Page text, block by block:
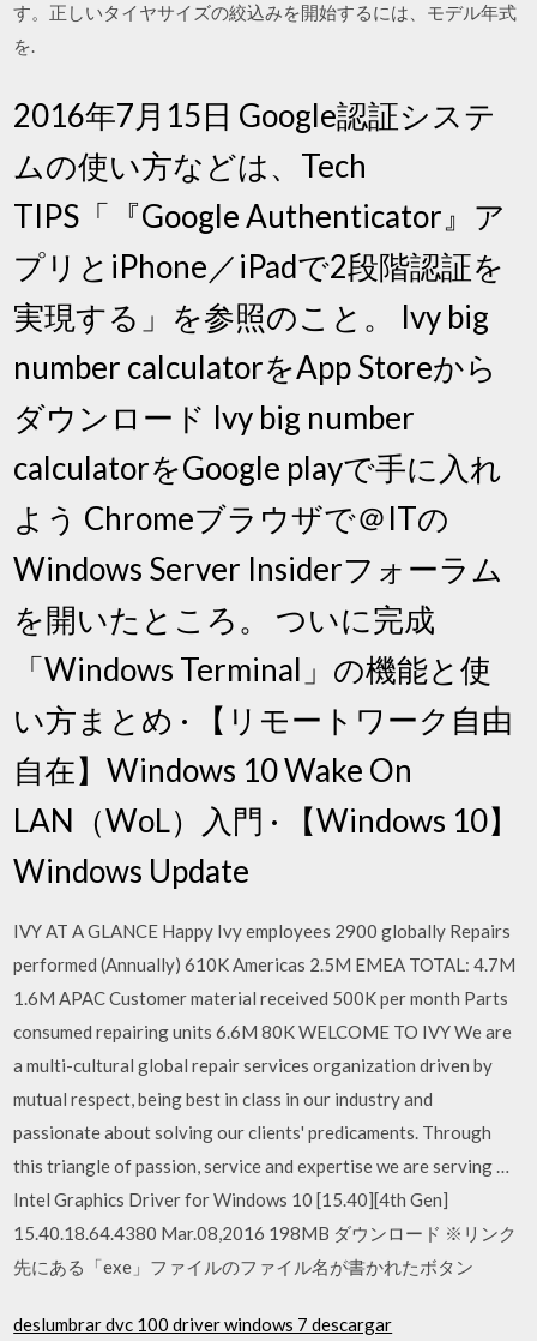
す。正しいタイヤサイズの絞込みを開始するには、モデル年式
を.
2016年7月15日 Google認証システ
ムの使い方などは、Tech
TIPS「『Google Authenticator』ア
プリとiPhone／iPadで2段階認証を
実現する」を参照のこと。 Ivy big
number calculatorをApp Storeから
ダウンロード Ivy big number
calculatorをGoogle playで手に入れ
よう Chromeブラウザで＠ITの
Windows Server Insiderフォーラム
を開いたところ。 ついに完成
「Windows Terminal」の機能と使
い方まとめ · 【リモートワーク自由
自在】Windows 10 Wake On
LAN（WoL）入門 · 【Windows 10】
Windows Update
IVY AT A GLANCE Happy Ivy employees 2900 globally Repairs
performed (Annually) 610K Americas 2.5M EMEA TOTAL: 4.7M
1.6M APAC Customer material received 500K per month Parts
consumed repairing units 6.6M 80K WELCOME TO IVY We are
a multi-cultural global repair services organization driven by
mutual respect, being best in class in our industry and
passionate about solving our clients' predicaments. Through
this triangle of passion, service and expertise we are serving …
Intel Graphics Driver for Windows 10 [15.40][4th Gen]
15.40.18.64.4380 Mar.08,2016 198MB ダウンロード ※リンク
先にある「exe」ファイルのファイル名が書かれたボタン
deslumbrar dvc 100 driver windows 7 descargar